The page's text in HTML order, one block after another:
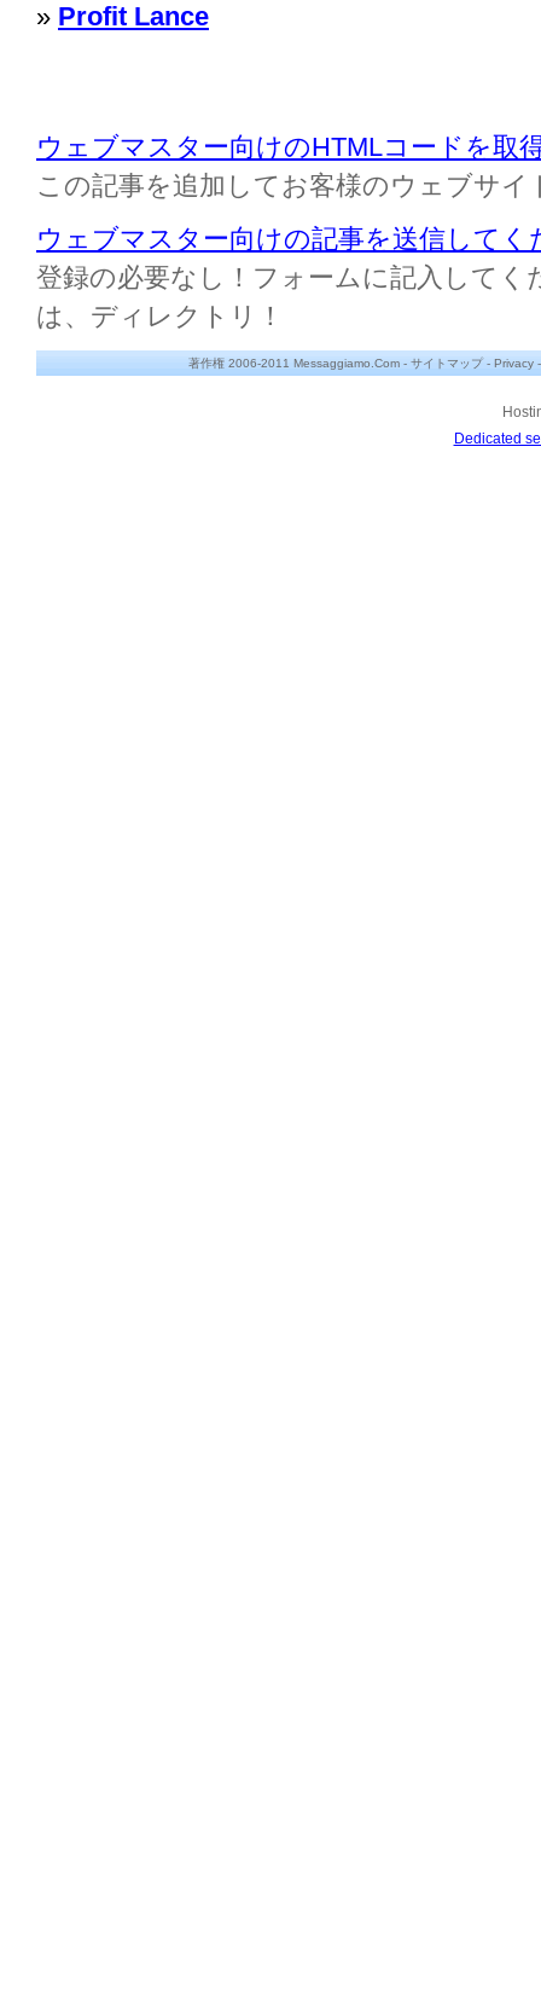
» Profit Lance
ウェブマスター向けのHTMLコードを取
この記事を追加してお客様のウェブサイ
ウェブマスター向けの記事を送信してく
登録の必要なし！フォームに記入してく
は、ディレクトリ！
著作権 2006-2011 Messaggiamo.Com - サイトマップ- Privacy
Dedicated